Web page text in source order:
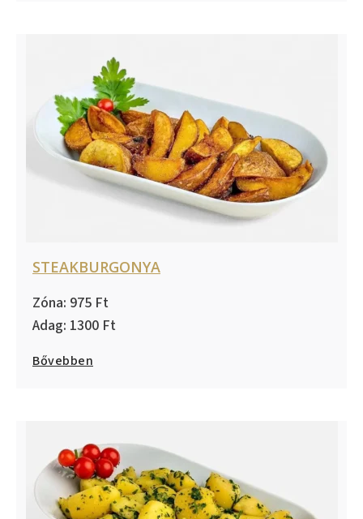
STEAKBURGONYA
975
1300
Bővebben